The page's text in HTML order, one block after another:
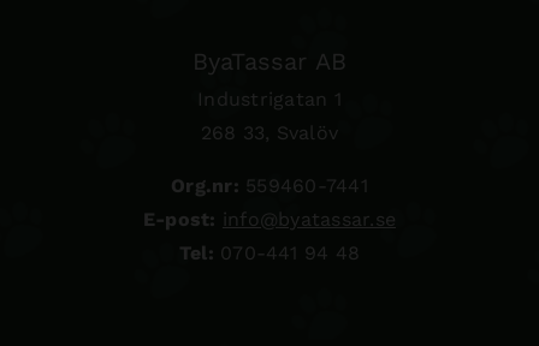
ByaTassar AB
Industrigatan 1
268 33, Svalöv
Org.nr: 559460-7441
E-post: info@byatassar.se
Tel: 070-441 94 48